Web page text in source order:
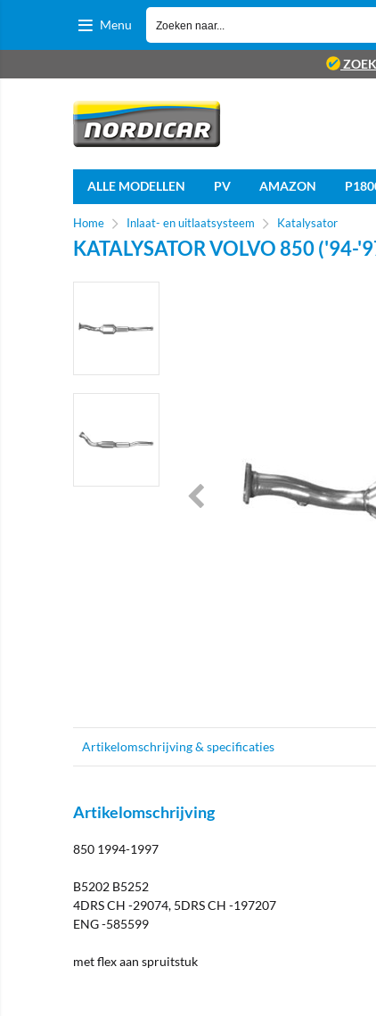
Menu
ALLE MODELLEN PV AMAZON
Home Inlaat- en uitlaatsysteem Katalysator
KATALYSATOR VOLVO 850 ('94-
Artikelomschrijving & specificaties
Artikelomschrijving
850 1994-1997
B5202 B5252
4DRS CH -29074, 5DRS CH -197207
ENG -585599
met flex aan spruitstuk